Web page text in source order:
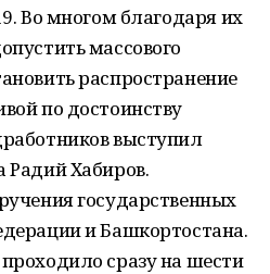
Во многом благодаря их
массового
распространение
по достоинству
выступил
Радий Хабиров.
государственных
и Башкортостана.
сразу на шести